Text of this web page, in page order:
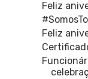
Feliz
Feliz